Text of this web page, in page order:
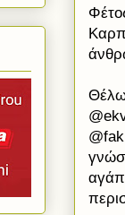
Θέλω